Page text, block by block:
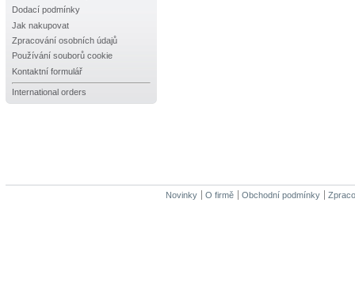
Dodací podmínky
Jak nakupovat
Zpracování osobních údajů
Používání souborů cookie
Kontaktní formulář
International orders
Novinky O firmě Obchodní podmínky